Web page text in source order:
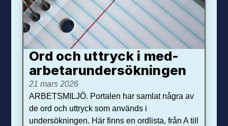
Ord och uttryck i med­­
arbetar­­under­sökningen
21 mars 2026
ARBETSMILJÖ. Portalen har samlat några av
de ord och uttryck som används i
undersökningen. Här finns en ordlista, från A till